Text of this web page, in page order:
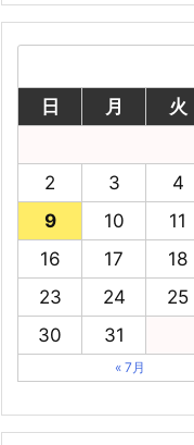
日
月 火
2
3 4
9
10 11
16
17 18
23
24 25
30
31
« 7月